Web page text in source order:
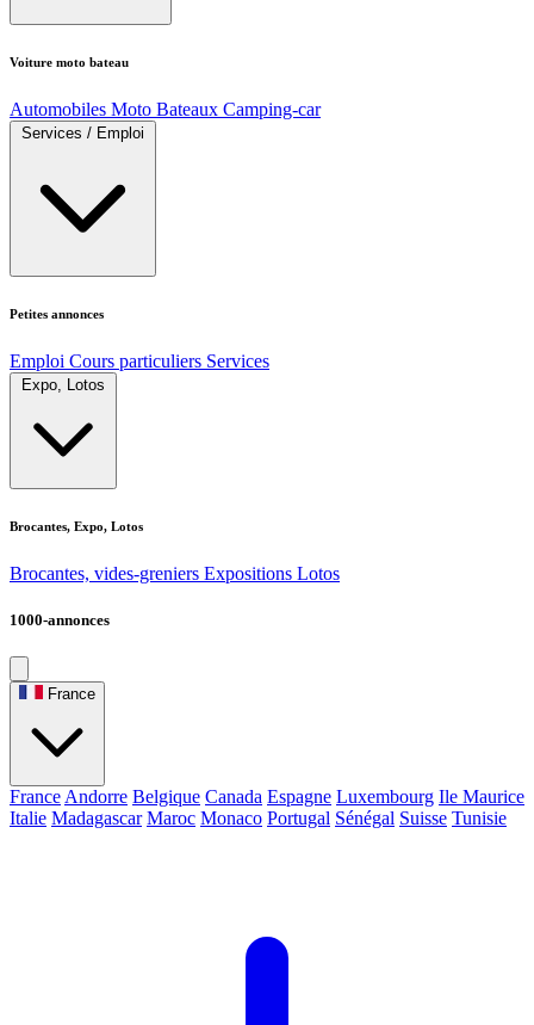
Voiture moto bateau
Automobiles Moto Bateaux Camping-car
Services / Emploi
Petites annonces
Emploi Cours particuliers Services
Expo, Lotos
Brocantes, Expo, Lotos
Brocantes, vides-greniers Expositions Lotos
1000-annonces
France
France Andorre Belgique Canada Espagne Luxembourg Ile Maurice
Italie Madagascar Maroc Monaco Portugal Sénégal Suisse Tunisie